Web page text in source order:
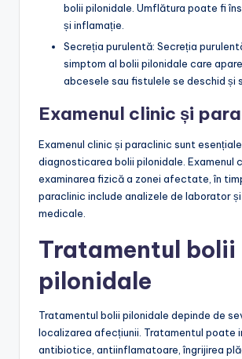
bolii pilonidale. Umflătura poate fi
și inflamație.
Secreția purulentă: Secreția
simptom al bolii pilonidale care
abcesele sau fistulele se deschid și
Examenul clinic și
Examenul clinic și paraclinic sunt
diagnosticarea bolii pilonidale. Examenul
examinarea fizică a zonei afectate, în
paraclinic include analizele de laborator
medicale.
Tratamentul bolii
pilonidale
Tratamentul bolii pilonidale depinde de
localizarea afecțiunii. Tratamentul poate
antibiotice, antiinflamatoare, îngrijirea